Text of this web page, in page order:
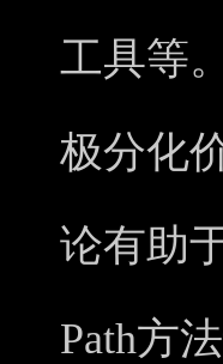
工具等
极分化
论有助
Path方